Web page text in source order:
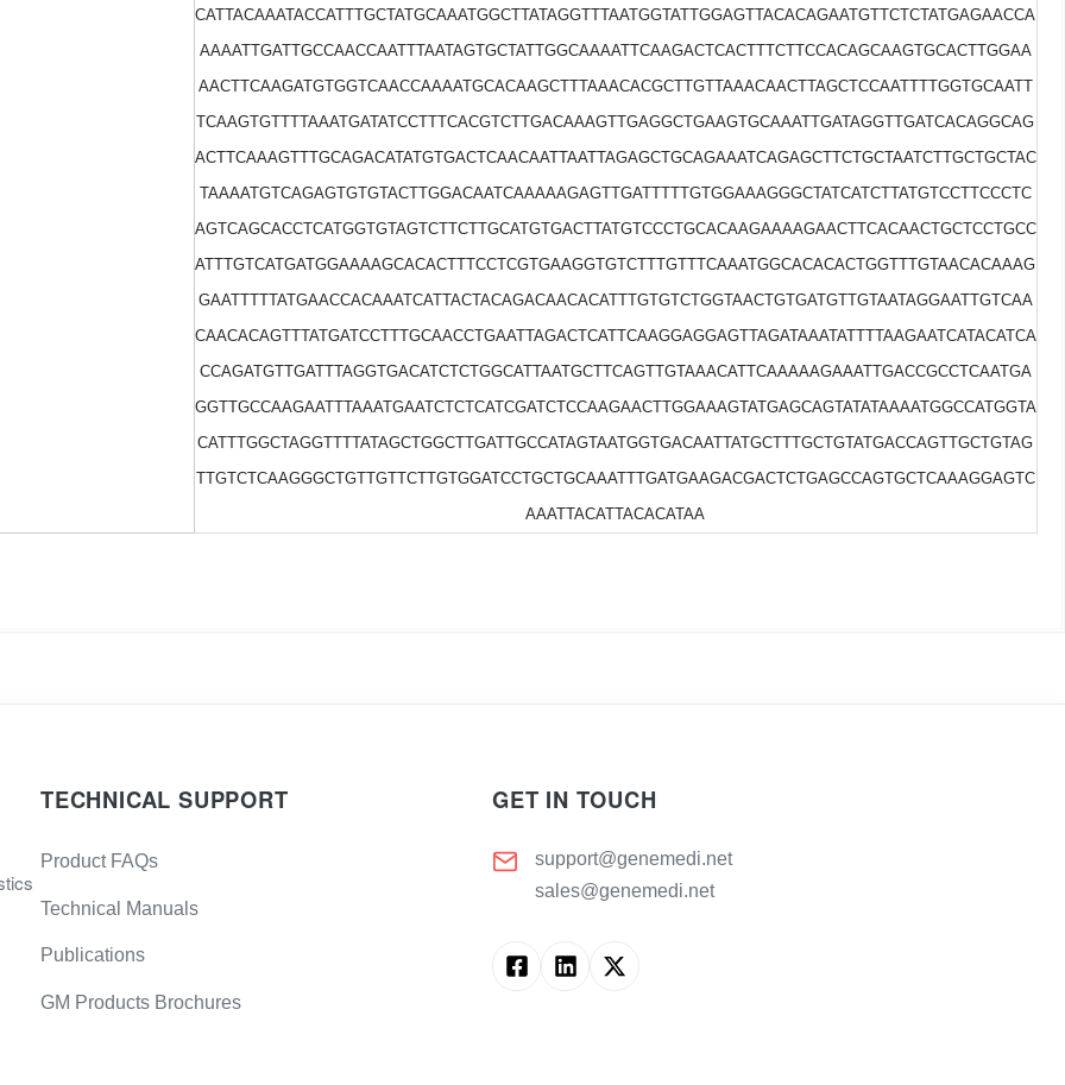
CATTACAAATACCATTTGCTATGCAAATGGCTTATAGGTTTAATGGTATTGGAGTTACACAGAATGTTCTCTATGAGAACCA
AAAATTGATTGCCAACCAATTTAATAGTGCTATTGGCAAAATTCAAGACTCACTTTCTTCCACAGCAAGTGCACTTGGAA
AACTTCAAGATGTGGTCAACCAAAATGCACAAGCTTTAAACACGCTTGTTAAACAACTTAGCTCCAATTTTGGTGCAATT
TCAAGTGTTTTAAATGATATCCTTTCACGTCTTGACAAAGTTGAGGCTGAAGTGCAAATTGATAGGTTGATCACAGGCAG
ACTTCAAAGTTTGCAGACATATGTGACTCAACAATTAATTAGAGCTGCAGAAATCAGAGCTTCTGCTAATCTTGCTGCTAC
TAAAATGTCAGAGTGTGTACTTGGACAATCAAAAAGAGTTGATTTTTGTGGAAAGGGCTATCATCTTATGTCCTTCCCTC
AGTCAGCACCTCATGGTGTAGTCTTCTTGCATGTGACTTATGTCCCTGCACAAGAAAAGAACTTCACAACTGCTCCTGCC
ATTTGTCATGATGGAAAAGCACACTTTCCTCGTGAAGGTGTCTTTGTTTCAAATGGCACACACTGGTTTGTAACACAAAG
GAATTTTTATGAACCACAAATCATTACTACAGACAACACATTTGTGTCTGGTAACTGTGATGTTGTAATAGGAATTGTCAA
CAACACAGTTTATGATCCTTTGCAACCTGAATTAGACTCATTCAAGGAGGAGTTAGATAAATATTTTAAGAATCATACATCA
CCAGATGTTGATTTAGGTGACATCTCTGGCATTAATGCTTCAGTTGTAAACATTCAAAAAGAAATTGACCGCCTCAATGA
GGTTGCCAAGAATTTAAATGAATCTCTCATCGATCTCCAAGAACTTGGAAAGTATGAGCAGTATATAAAATGGCCATGGTA
CATTTGGCTAGGTTTTATAGCTGGCTTGATTGCCATAGTAATGGTGACAATTATGCTTTGCTGTATGACCAGTTGCTGTAG
TTGTCTCAAGGGCTGTTGTTCTTGTGGATCCTGCTGCAAATTTGATGAAGACGACTCTGAGCCAGTGCTCAAAGGAGTC
AAATTACATTACACATAA
TECHNICAL SUPPORT
Product FAQs
Technical Manuals
Publications
GM Products Brochures
GET IN TOUCH
support@genemedi.net
sales@genemedi.net